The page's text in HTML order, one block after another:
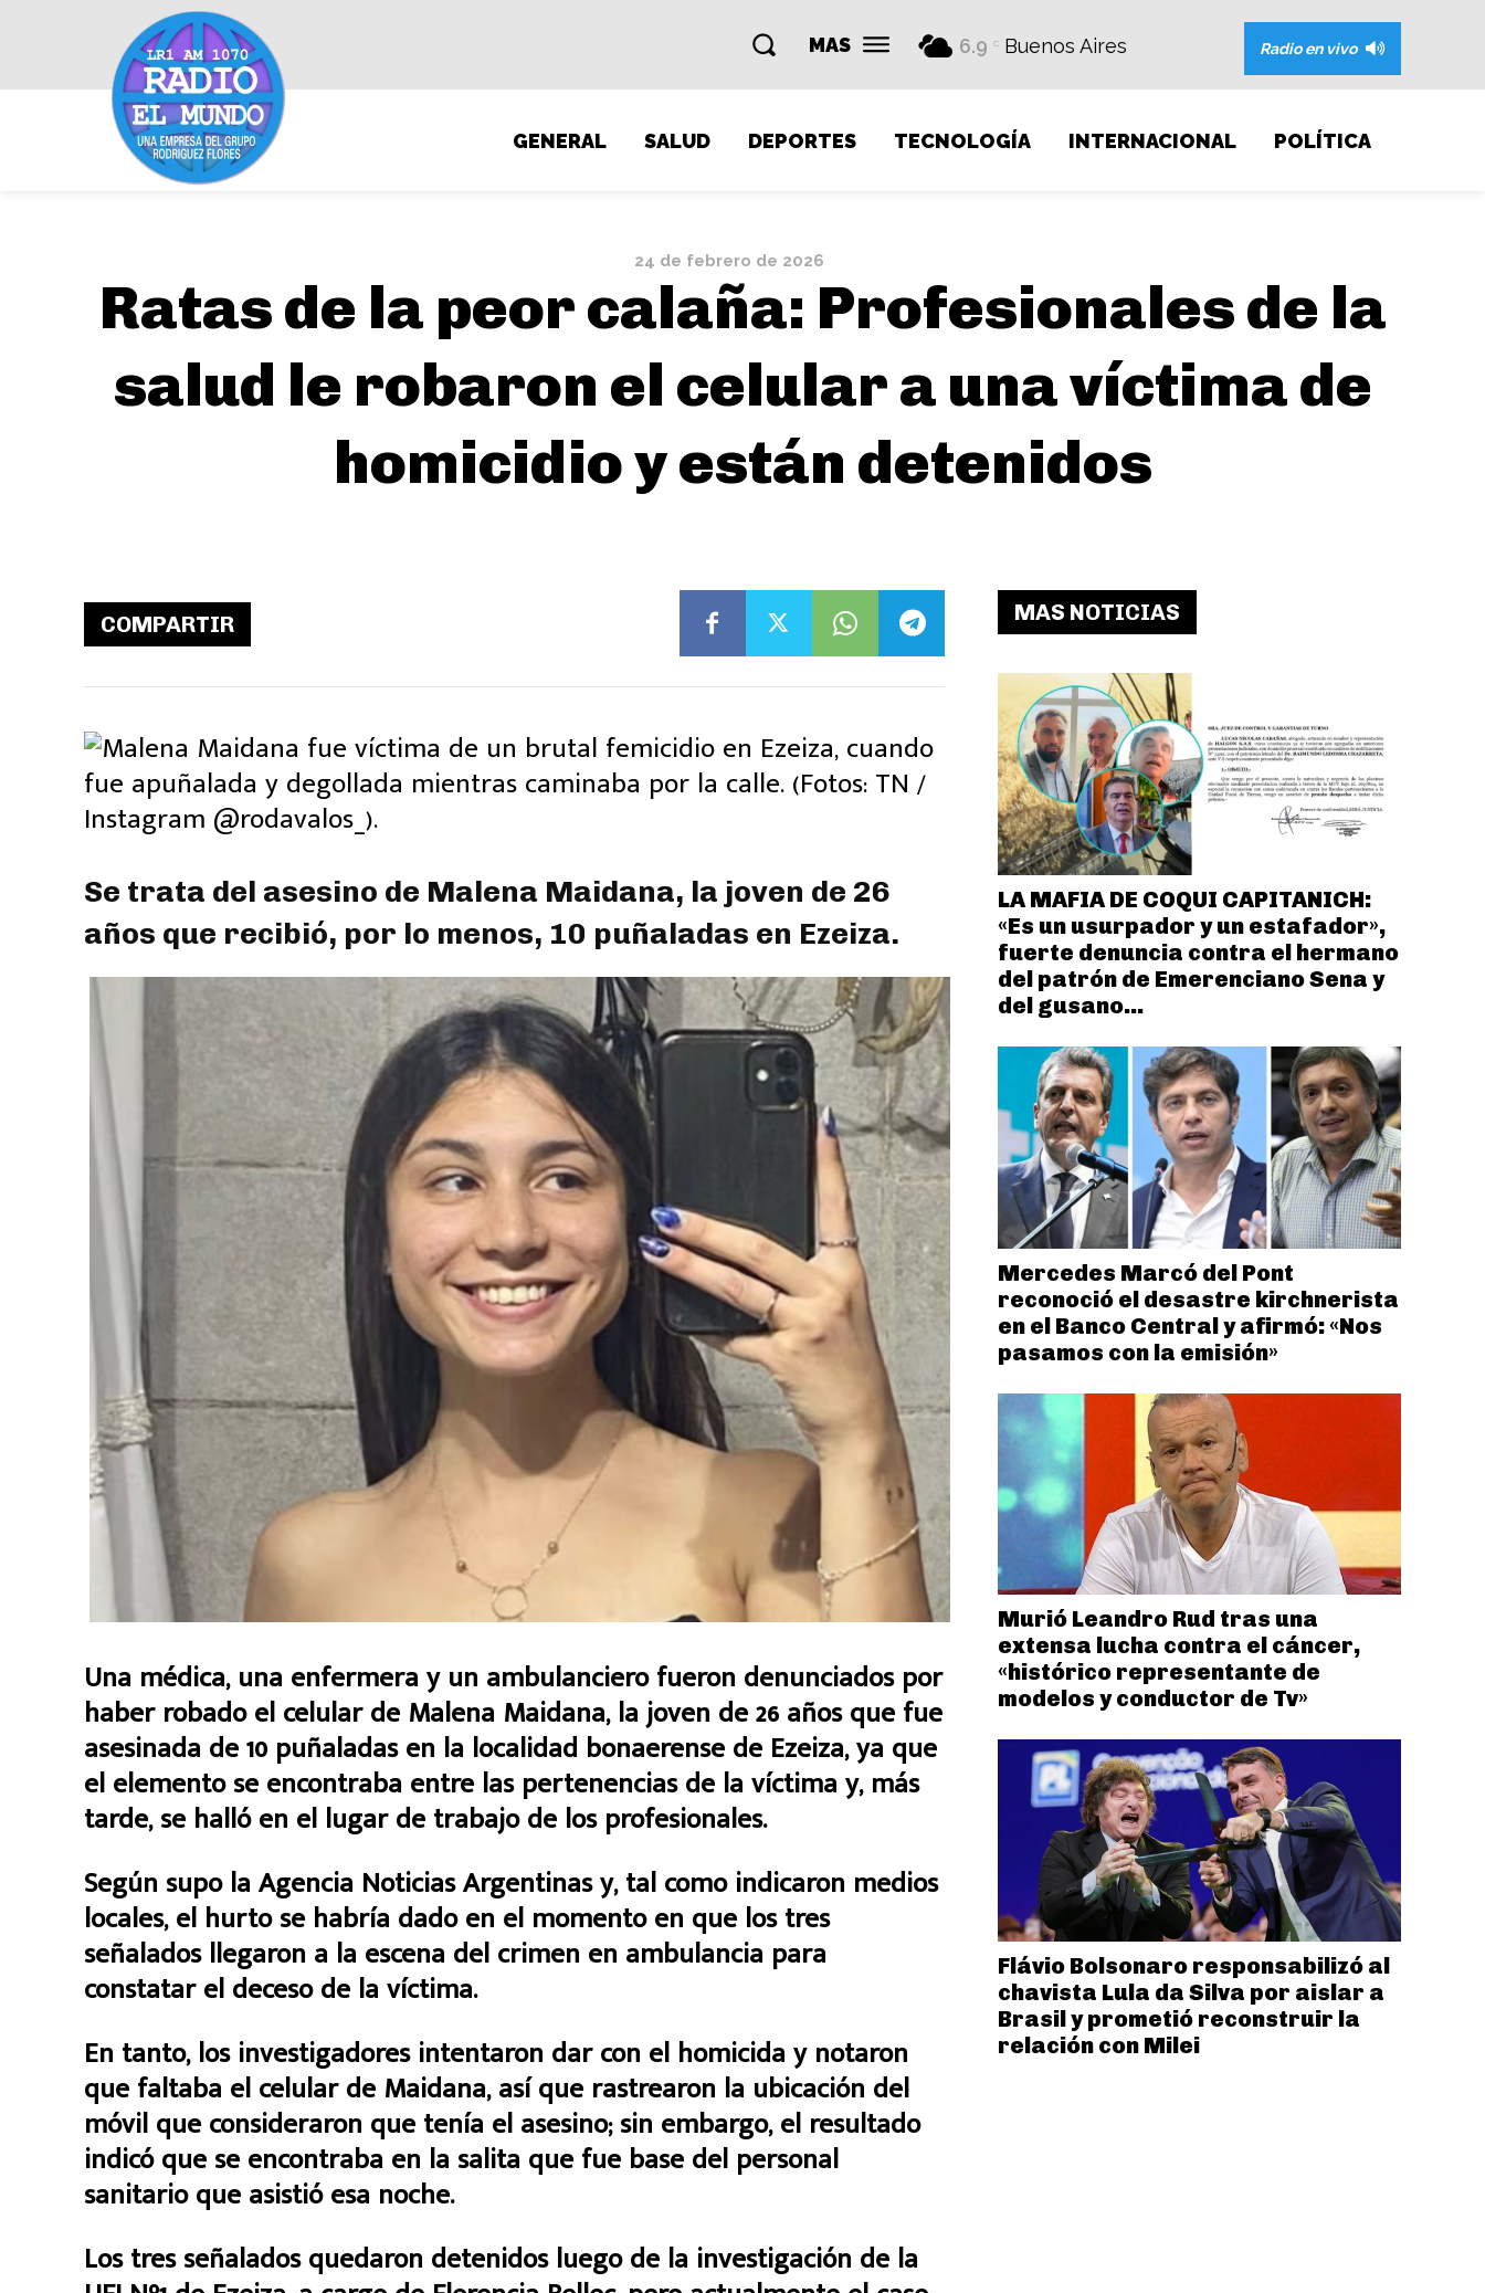
MAS 6.9 C Buenos Aires Radio en vivo
GENERAL SALUD DEPORTES TECNOLOGÍA INTERNACIONAL POLÍTICA
24 de febrero de 2026
Ratas de la peor calaña: Profesionales de la
salud le robaron el celular a una víctima de
homicidio y están detenidos
COMPARTIR
Se trata del asesino de Malena Maidana, la joven de 26
años que recibió, por lo menos, 10 puñaladas en Ezeiza.
Una médica, una enfermera y un ambulanciero fueron denunciados por
haber robado el celular de Malena Maidana, la joven de 26 años que fue
asesinada de 10 puñaladas en la localidad bonaerense de Ezeiza, ya que
el elemento se encontraba entre las pertenencias de la víctima y, más
tarde, se halló en el lugar de trabajo de los profesionales.
Según supo la Agencia Noticias Argentinas y, tal como indicaron medios
locales, el hurto se habría dado en el momento en que los tres
señalados llegaron a la escena del crimen en ambulancia para
constatar el deceso de la víctima.
En tanto, los investigadores intentaron dar con el homicida y notaron
que faltaba el celular de Maidana, así que rastrearon la ubicación del
móvil que consideraron que tenía el asesino; sin embargo, el resultado
indicó que se encontraba en la salita que fue base del personal
sanitario que asistió esa noche.
Los tres señalados quedaron detenidos luego de la investigación de la
MAS NOTICIAS
LA MAFIA DE COQUI CAPITANICH:
«Es un usurpador y un estafador»,
fuerte denuncia contra el hermano
del patrón de Emerenciano Sena y
del gusano...
Mercedes Marcó del Pont
reconoció el desastre kirchnerista
en el Banco Central y afirmó: «Nos
pasamos con la emisión»
Murió Leandro Rud tras una
extensa lucha contra el cáncer,
«histórico representante de
modelos y conductor de Tv»
Flávio Bolsonaro responsabilizó al
chavista Lula da Silva por aislar a
Brasil y prometió reconstruir la
relación con Milei